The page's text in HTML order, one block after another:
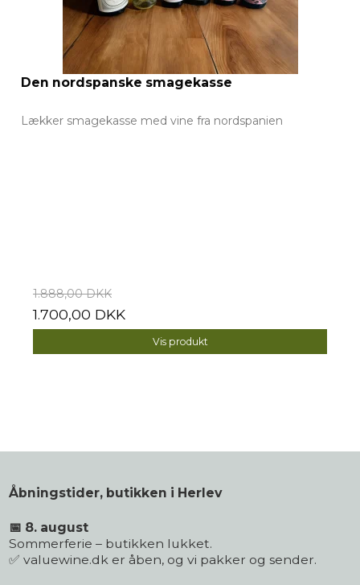
Den nordspanske smagekasse
Lækker smagekasse med vine fra nordspanien
1.888,00 DKK
1.700,00 DKK
Vis produkt
Åbningstider, butikken i Herlev
📅 8. august
Sommerferie – butikken lukket.
✅ valuewine.dk er åben, og vi pakker og sender.